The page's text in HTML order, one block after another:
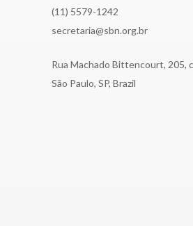
(11) 5579-1242
secretaria@sbn.org.br
Rua Machado Bittencourt, 205,
São Paulo, SP, Brazil